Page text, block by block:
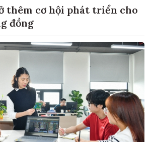
thêm cơ hội phát triển cho
đồng